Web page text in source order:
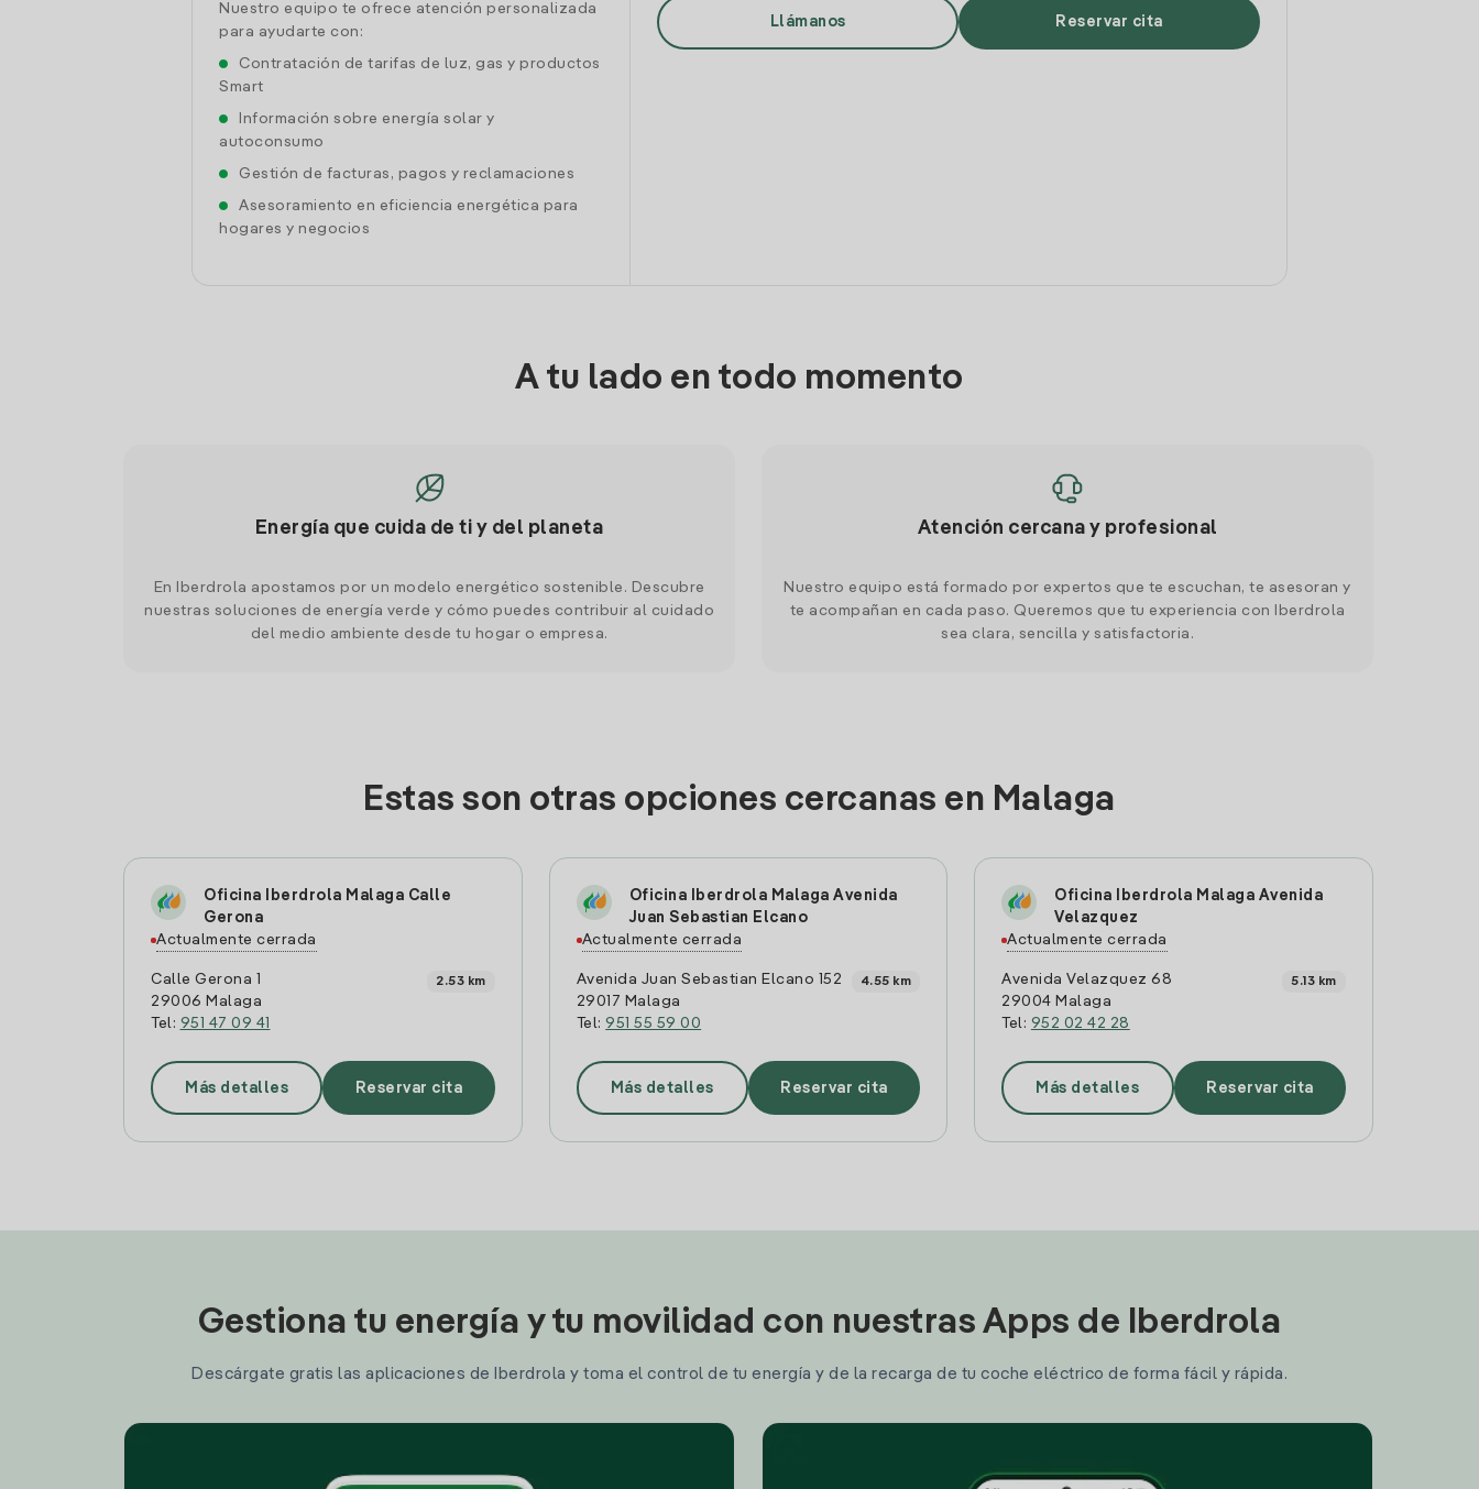
Nuestro equipo te ofrece atención personalizada
para ayudarte con:
Contratación de tarifas de luz, gas y productos
Smart
Información sobre energía solar y
autoconsumo
Gestión de facturas, pagos y reclamaciones
Asesoramiento en eficiencia energética para
hogares y negocios
Llámanos Reservar cita
A tu lado en todo momento
Energía que cuida de ti y del planeta
En Iberdrola apostamos por un modelo energético sostenible. Descubre
nuestras soluciones de energía verde y cómo puedes contribuir al cuidado
del medio ambiente desde tu hogar o empresa.
Atención cercana y profesional
Nuestro equipo está formado por expertos que te escuchan, te asesoran y
te acompañan en cada paso. Queremos que tu experiencia con Iberdrola
sea clara, sencilla y satisfactoria.
Estas son otras opciones cercanas en Malaga
Oficina Iberdrola Malaga Calle
Gerona
Actualmente cerrada
Calle Gerona 1
29006 Malaga
Tel: 951 47 09 41
2.53 km
Más detalles Reservar cita
Oficina Iberdrola Malaga Avenida
Juan Sebastian Elcano
Actualmente cerrada
Avenida Juan Sebastian Elcano 152
29017 Malaga
Tel:951 55 59 00
4.55 km
Más detalles Reservar cita
Oficina Iberdrola Malaga Avenida
Velazquez
Actualmente cerrada
Avenida Velazquez 68
29004 Malaga
Tel: 952 02 42 28
5.13 km
Más detalles Reservar cita
Gestiona tu energía y tu movilidad con nuestras Apps de Iberdrola
Descárgate gratis las aplicaciones de Iberdrola y toma el control de tu energía y de la recarga de tu coche eléctrico de forma fácil y rápida.